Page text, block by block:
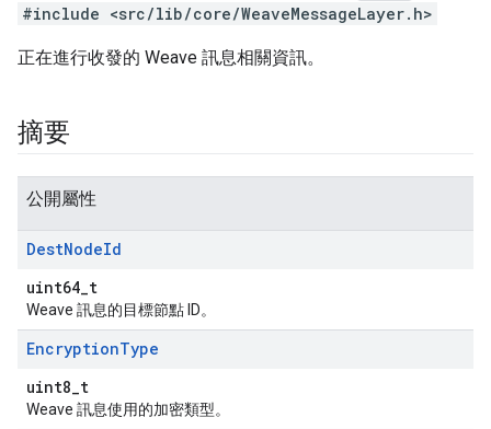
#include <src/lib/core/WeaveMessageLayer.h>
正在進行收發的 Weave 訊息相關資訊。
摘要
公開屬性
DestNodeId
uint64_t
Weave 訊息的目標節點 ID。
EncryptionType
uint8_t
Weave 訊息使用的加密類型。